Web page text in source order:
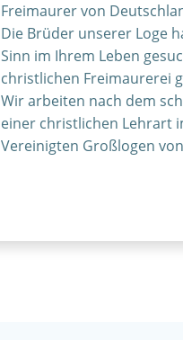
Freimaurer von
Die Brüder unserer Loge
Sinn im Ihrem Leben
christlichen Freimaurerei
Wir arbeiten nach dem
einer christlichen Lehrart
Vereinigten Großlogen